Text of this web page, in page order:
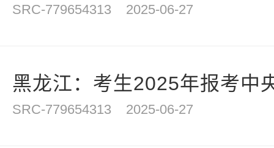
SRC-779654313 2025-06-27
黑龙江：考生2025年报考中
SRC-779654313 2025-06-27